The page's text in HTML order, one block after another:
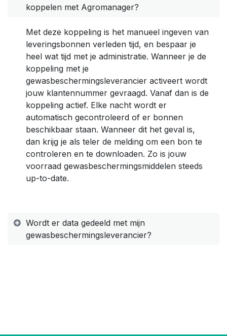
koppelen met Agromanager?
Met deze koppeling is het manueel ingeven van
leveringsbonnen verleden tijd, en bespaar je
heel wat tijd met je administratie. Wanneer je de
koppeling met je
gewasbeschermingsleverancier activeert wordt
jouw klantennummer gevraagd. Vanaf dan is de
koppeling actief. Elke nacht wordt er
automatisch gecontroleerd of er bonnen
beschikbaar staan. Wanneer dit het geval is,
dan krijg je als teler de melding om een bon te
controleren en te downloaden. Zo is jouw
voorraad gewasbeschermingsmiddelen steeds
up-to-date.
Wordt er data gedeeld met mijn
gewasbeschermingsleverancier?